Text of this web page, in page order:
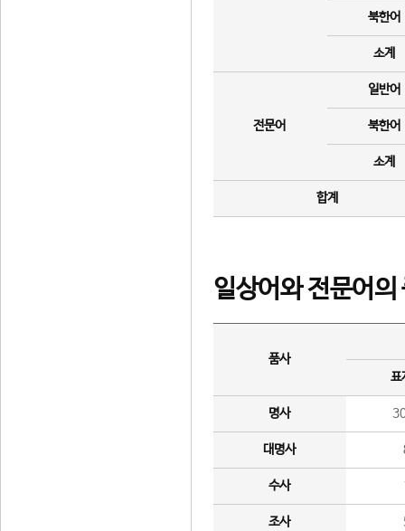
북한어
소계
전문어
일반어
북한어
소계
합계
일상어와 전문어의
품사
표
명사
대명사
수사
조사